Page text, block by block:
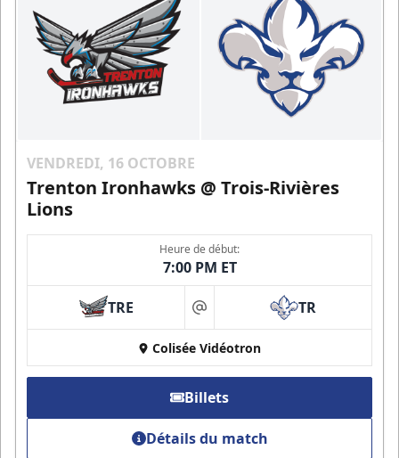
VENDREDI, 16 OCTOBRE
Trenton Ironhawks @ Trois-Rivières
Lions
Heure de début:
7:00 PM ET
TRE at TR
Colisée Vidéotron
Billets
Détails du match